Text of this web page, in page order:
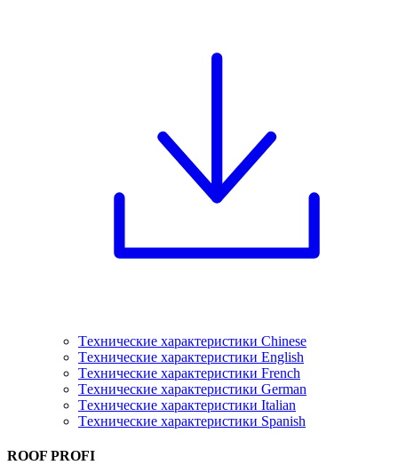
Tехнические характеристики Chinese
Tехнические характеристики English
Tехнические характеристики French
Tехнические характеристики German
Tехнические характеристики Italian
Tехнические характеристики Spanish
ROOF PROFI